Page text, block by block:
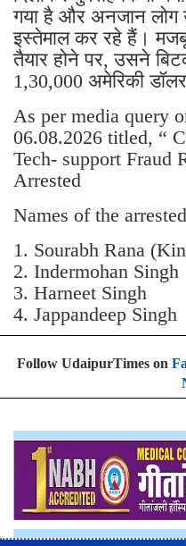
गया है और अनजान लोग
इस्तेमाल कर रहे हैं।
तैयार होने पर, उसने
1,30,000 अमेरिकी
As per media query
06.08.2026 titled, “
Tech- support Fraud
Arrested
Names of the
1. Sourabh Rana
2. Indermohan Singh
3. ⁠Harneet Singh
4. ⁠Jappandeep Singh
Follow UdaipurTimes on